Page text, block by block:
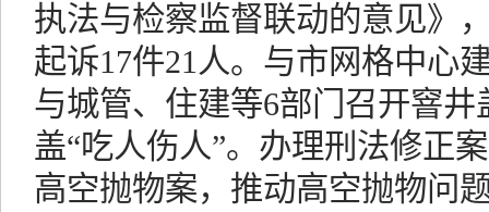
执法与检察监督联动的意见》
起诉17件21人。与市网格中心
与城管、住建等6部门召开窨
盖“吃人伤人”。办理刑法修正
高空抛物案，推动高空抛物问